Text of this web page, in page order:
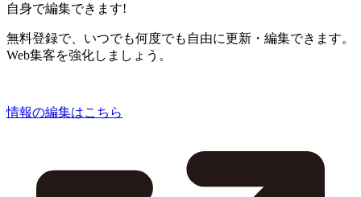
自身で編集できます!
無料登録で、いつでも何度でも自由に更新・編集できます。
Web集客を強化しましょう。
情報の編集はこちら